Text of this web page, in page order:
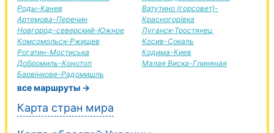
Роды-Канев
Артемова-Перечин
Новгород-северский-Южное
Комсомольск-Ржищев
Рогатин-Мостиська
Добромиль-Конотоп
Барвінкове-Радомишль
Ватутино (горсовет)-
Красногорівка
Луганск-Тростянец
Косив-Сокаль
Кодима-Киев
Малая Виска-Глиняная
все маршруты →
Карта стран мира